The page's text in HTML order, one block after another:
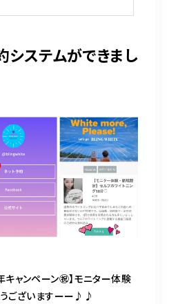
システムができまし
ャンペーン㊗️】モニター体験
うございますーー♪♪